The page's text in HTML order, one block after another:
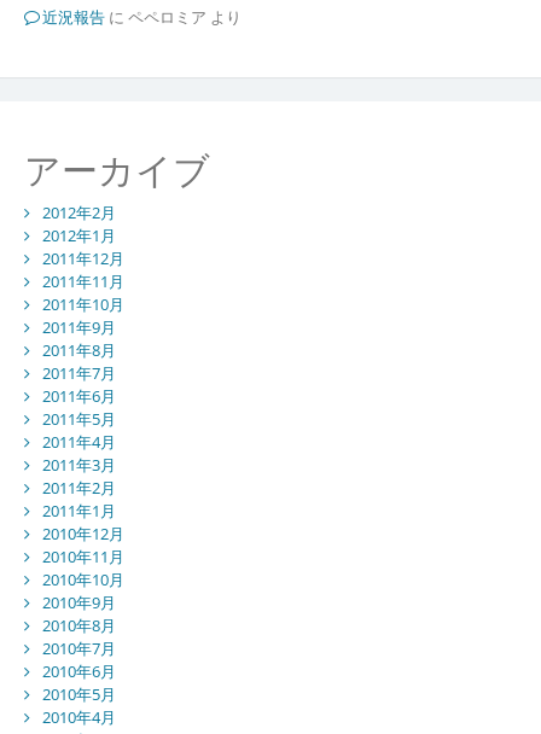
近況報告に ペペロミア より
アーカイブ
2012年2月
2012年1月
2011年12月
2011年11月
2011年10月
2011年9月
2011年8月
2011年7月
2011年6月
2011年5月
2011年4月
2011年3月
2011年2月
2011年1月
2010年12月
2010年11月
2010年10月
2010年9月
2010年8月
2010年7月
2010年6月
2010年5月
2010年4月